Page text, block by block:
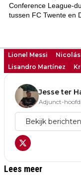
Lionel Messi
Lisandro Martínez
Jesse ter
Adjunct-
Bekijk
Lees meer